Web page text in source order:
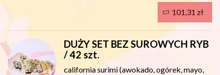
DUŻY SET BEZ SUROWYCH RYB
/ 42 szt.
california surimi (awokado, ogórek, mayo,